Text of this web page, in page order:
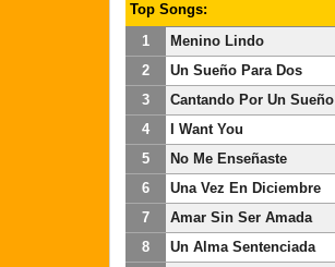
Top Songs:
1
Menino Lindo
2
Un Sueño Para Dos
3
Cantando Por Un Sueño
4
I Want You
5
No Me Enseñaste
6
Una Vez En Diciembre
7
Amar Sin Ser Amada
8
Un Alma Sentenciada